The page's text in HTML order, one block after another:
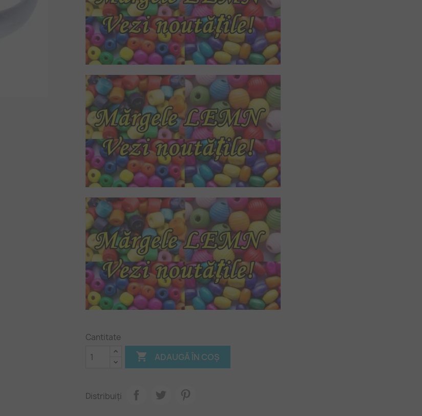
Cantitate
 ADAUGĂ ÎN COȘ
Distribuiți